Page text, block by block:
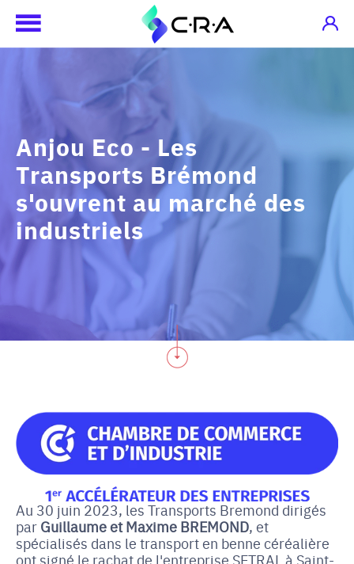
Anjou Eco - Les
Transports Brémond
s'ouvrent au marché des
industriels
Au 30 juin 2023, les Transports Bremond dirigés
par Guillaume et Maxime BREMOND, et
spécialisés dans le transport en benne céréalière
ont signé le rachat de l'entreprise SETRAL à Saint-